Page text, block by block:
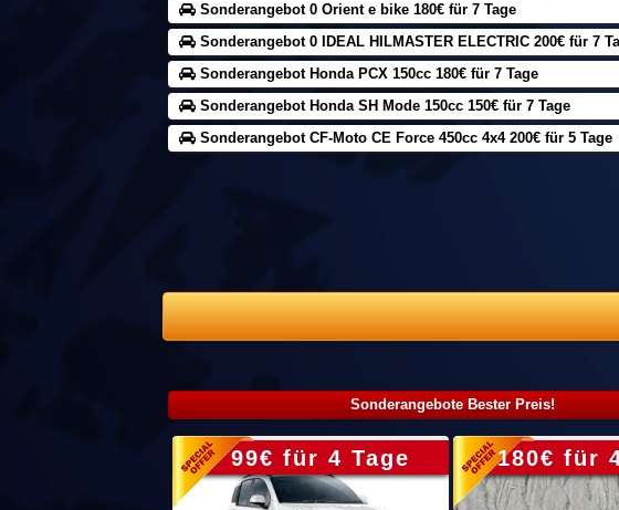
Sonderangebot 0 Orient e bike 180€ für 7 Tage
Sonderangebot 0 IDEAL HILMASTER ELECTRIC 200€ für 7
Sonderangebot Honda PCX 150cc 180€ für 7 Tage
Sonderangebot Honda SH Mode 150cc 150€ für 7 Tage
Sonderangebot CF-Moto CE Force 450cc 4x4 200€ für 5 Tage
Sonderangebote Bester Preis!
99€ für 4 Tage 180€ für